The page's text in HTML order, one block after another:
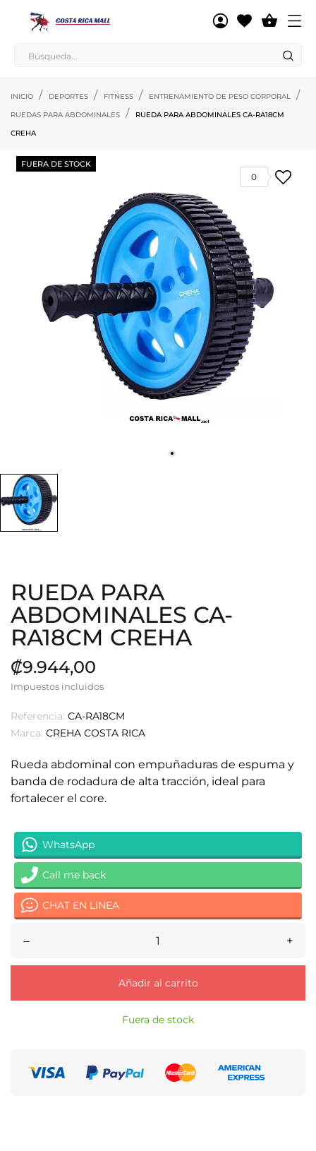

INICIO DEPORTES FITNESS
ENTRENAMIENTO DE PESO CORPORAL
RUEDAS PARA ABDOMINALES
RUEDA PARA ABDOMINALES CA-RA18CM
CREHA
FUERA DE STOCK
0
RUEDA PARA
ABDOMINALES CA-
RA18CM CREHA
₡9.944,00
Impuestos incluidos
Referencia: CA-RA18CM
Marca: CREHA COSTA RICA
Rueda abdominal con empuñaduras de espuma y
banda de rodadura de alta tracción, ideal para
fortalecer el core.
WhatsApp
Call me back
CHAT EN LINEA
– +
Añadir al carrito
Fuera de stock